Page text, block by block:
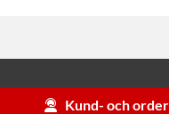
Kund- och